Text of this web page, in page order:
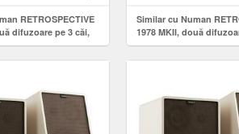
RETROSPECTIVE
difuzoare pe 3 căi,
culoare negru-maro,
Similar cu Numan
1978 MKII, două
negru, capac de
suporturi